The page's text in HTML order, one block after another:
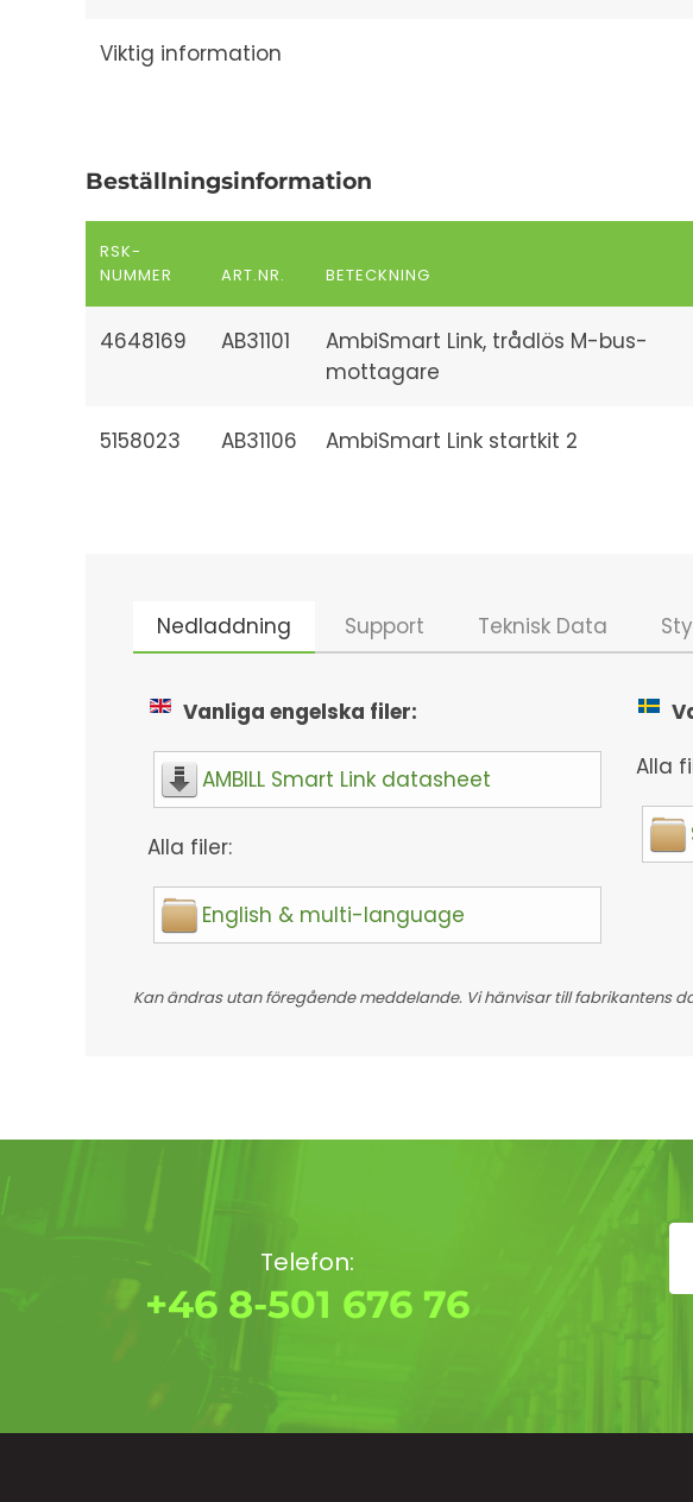
Viktig information
Beställningsinformation
RSK-
NUMMER
ART.NR. BETECKNING
4648169 AB31101
AmbiSmart Link, trådlös M-bus-
mottagare
5158023 AB31106 AmbiSmart Link startkit 2
Nedladdning Support Teknisk Data
Vanliga engelska filer:
AMBILL Smart Link datasheet
Alla filer:
English & multi-language
Alla
Kan ändras utan föregående meddelande. Vi hänvisar till fabrikantens
Telefon:
+46 8-501 676 76